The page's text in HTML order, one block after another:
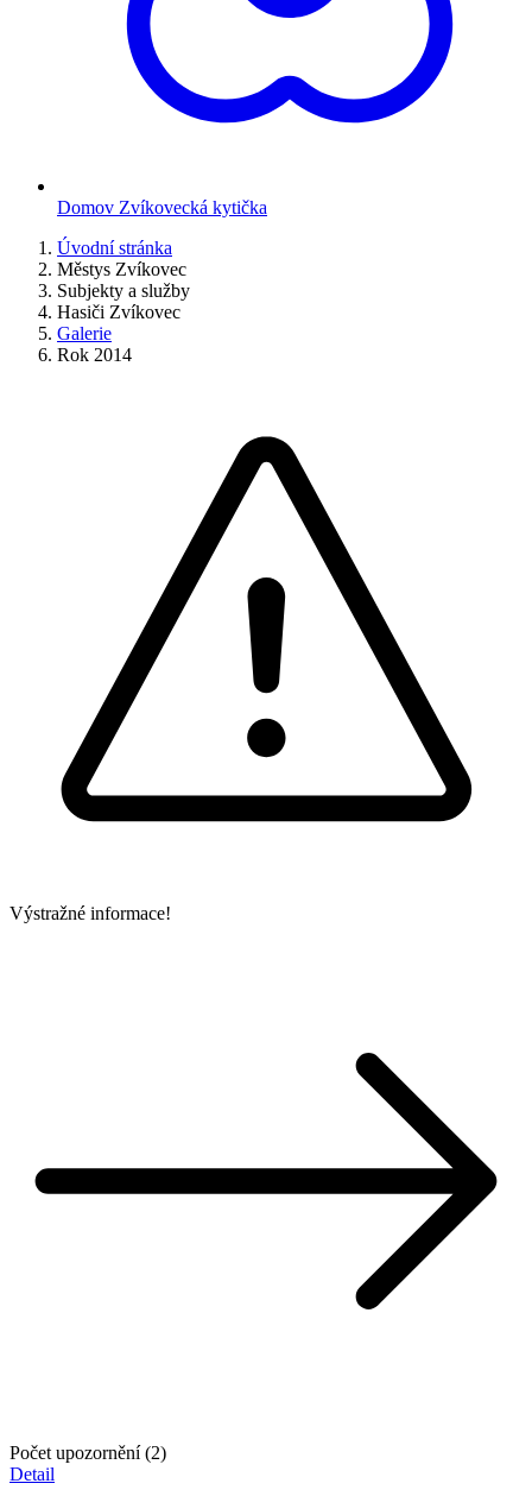
Domov Zvíkovecká kytička
Úvodní stránka
Městys Zvíkovec
Subjekty a služby
Hasiči Zvíkovec
Galerie
Rok 2014
Výstražné informace!
Počet upozornění (2)
Detail